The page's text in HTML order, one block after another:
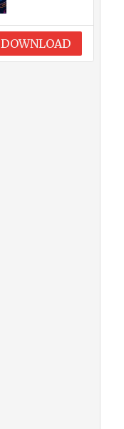
DOWNLOAD